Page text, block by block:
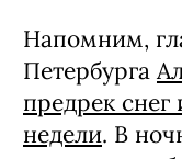
Напомним,
Петербурга
предрек
недели. В